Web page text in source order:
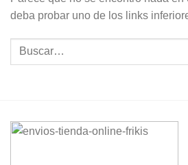
deba probar uno de los links